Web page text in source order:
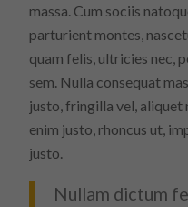
massa. Cum sociis
parturient montes,
quam felis, ultricies nec,
sem. Nulla consequat
justo, fringilla vel, aliquet
enim justo, rhoncus ut,
justo.
Nullam dictum